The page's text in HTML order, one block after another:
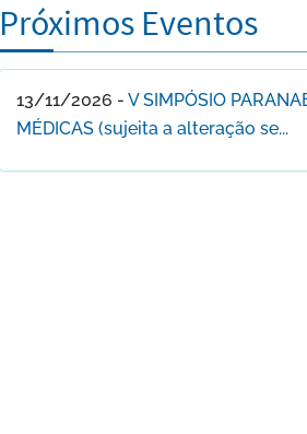
Próximos Eventos
13/11/2026 - V SIMPÓSIO
MÉDICAS (sujeita a alteração se...